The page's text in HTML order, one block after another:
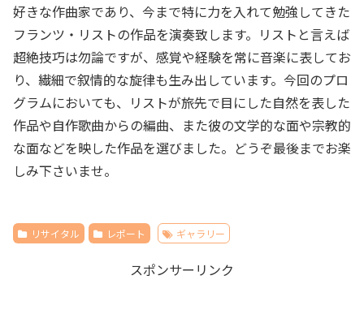
好きな作曲家であり、今まで特に力を入れて勉強してきた
フランツ・リストの作品を演奏致します。リストと言えば
超絶技巧は勿論ですが、感覚や経験を常に音楽に表してお
り、繊細で叙情的な旋律も生み出しています。今回のプロ
グラムにおいても、リストが旅先で目にした自然を表した
作品や自作歌曲からの編曲、また彼の文学的な面や宗教的
な面などを映した作品を選びました。どうぞ最後までお楽
しみ下さいませ。
リサイタル レポート ギャラリー
スポンサーリンク